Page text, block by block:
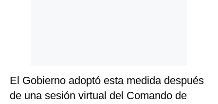
El Gobierno adoptó esta medida después
de una sesión virtual del Comando de